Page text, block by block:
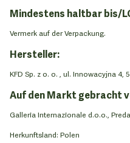
Mindestens haltbar bis/
Vermerk auf der Verpackung.
Hersteller:
KFD Sp. z o. o. , ul. Innowacyjna 4,
Auf den Markt gebracht
Galleria Internazionale d.o.o.,
Herkunftsland: Polen